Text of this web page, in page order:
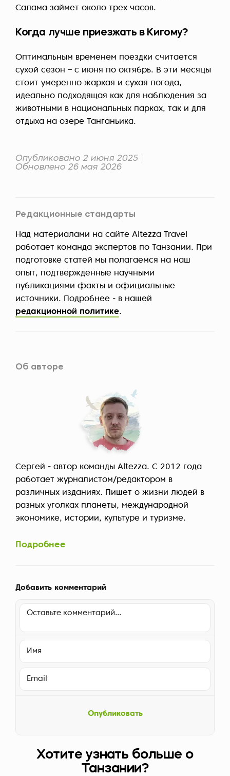
Салама займет около трех часов.
Когда лучше приезжать в Кигому?
Оптимальным временем поездки считается
сухой сезон – с июня по октябрь. В эти месяцы
стоит умеренно жаркая и сухая погода,
идеально подходящая как для наблюдения за
животными в национальных парках, так и для
отдыха на озере Танганьика.
Опубликовано 2 июня 2025
Обновлено 26 мая 2026
Редакционные стандарты
Над материалами на сайте Altezza Travel
работает команда экспертов по Танзании. При
подготовке статей мы полагаемся на наш
опыт, подтвержденные научными
публикациями факты и официальные
источники. Подробнее - в нашей
редакционной политике.
Об авторе
Сергей - автор команды Altezza. С 2012 года
работает журналистом/редактором в
различных изданиях. Пишет о жизни людей в
разных уголках планеты, международной
экономике, истории, культуре и туризме.
Подробнее
Добавить комментарий
Опубликовать
Хотите узнать больше о
Танзании?